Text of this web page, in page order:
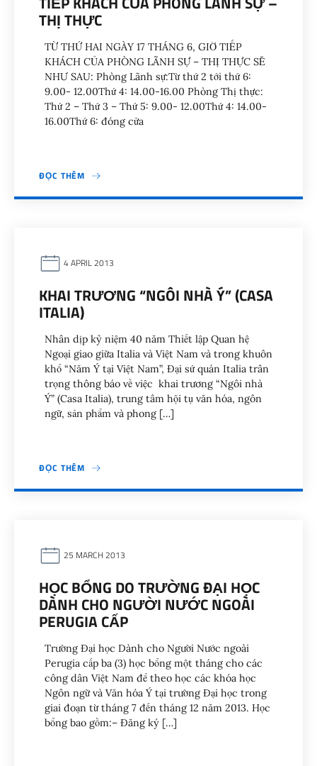
THỊ THỰC
TỪ THỨ HAI NGÀY 17 THÁNG 6, GIỜ TIẾP
KHÁCH CỦA PHÒNG LÃNH SỰ – THỊ THỰC SẼ
NHƯ SAU: Phòng Lãnh sự:Từ thứ 2 tới thứ 6:
9.00- 12.00Thứ 4: 14.00-16.00 Phòng Thị thực:
Thứ 2 – Thứ 3 – Thứ 5: 9.00- 12.00Thứ 4: 14.00-
16.00Thứ 6: đóng cửa
ĐỌC THÊM
4 APRIL 2013
KHAI TRƯƠNG “NGÔI NHÀ Ý” (CASA
ITALIA)
Nhân dịp kỷ niệm 40 năm Thiết lập Quan hệ
Ngoại giao giữa Italia và Việt Nam và trong khuôn
khổ “Năm Ý tại Việt Nam”, Đại sứ quán Italia trân
trọng thông báo về việc khai trương “Ngôi nhà
Ý” (Casa Italia), trung tâm hội tụ văn hóa, ngôn
ngữ, sản phẩm và phong […]
ĐỌC THÊM
25 MARCH 2013
HỌC BỔNG DO TRƯỜNG ĐẠI HỌC
DÀNH CHO NGƯỜI NƯỚC NGOÀI
PERUGIA CẤP
Trường Đại học Dành cho Người Nước ngoài
Perugia cấp ba (3) học bổng một tháng cho các
công dân Việt Nam để theo học các khóa học
Ngôn ngữ và Văn hóa Ý tại trường Đại học trong
giai đoạn từ tháng 7 đến tháng 12 năm 2013. Học
bổng bao gồm:– Đăng ký […]